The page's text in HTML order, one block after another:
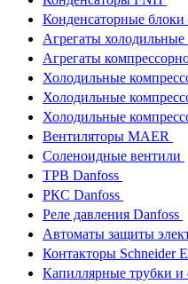
Конденсаторные блоки
Агрегаты холодильные
Агрегаты
Холодильные
Холодильные
Холодильные
Вентиляторы MAER
Соленоидные вентили
ТРВ Danfoss
РКС Danfoss
Реле давления Danfoss
Автоматы защиты
Контакторы Schneider
Капиллярные трубки и